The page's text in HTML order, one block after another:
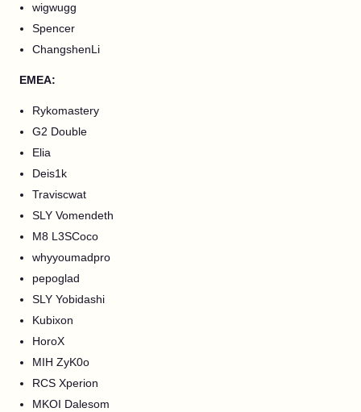
wigwugg
Spencer
ChangshenLi
EMEA:
Rykomastery
G2 Double
Elia
Deis1k
Traviscwat
SLY Vomendeth
M8 L3SCoco
whyyoumadpro
pepoglad
SLY Yobidashi
Kubixon
HoroX
MIH ZyK0o
RCS Xperion
MKOI Dalesom